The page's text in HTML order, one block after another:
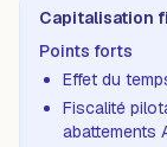
Capitalisation
Points forts
Effet du
Fiscalité
abattements